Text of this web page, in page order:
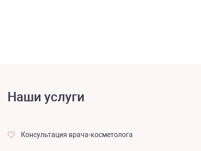
Наши услуги
Консультация врача-косметолога